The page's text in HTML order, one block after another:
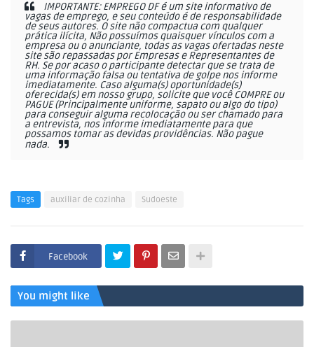
IMPORTANTE: EMPREGO DF é um site informativo de
vagas de emprego, e seu conteúdo é de responsabilidade
de seus autores. O site não compactua com qualquer
prática ilícita, Não possuímos quaisquer vínculos com a
empresa ou o anunciante, todas as vagas ofertadas neste
site são repassadas por Empresas e Representantes de
RH. Se por acaso o participante detectar que se trata de
uma informação falsa ou tentativa de golpe nos informe
imediatamente. Caso alguma(s) oportunidade(s)
oferecida(s) em nosso grupo, solicite que você COMPRE ou
PAGUE (Principalmente uniforme, sapato ou algo do tipo)
para conseguir alguma recolocação ou ser chamado para
a entrevista, nos informe imediatamente para que
possamos tomar as devidas providências. Não pague
nada.
Tags auxiliar de cozinha Sudoeste
Facebook
You might like